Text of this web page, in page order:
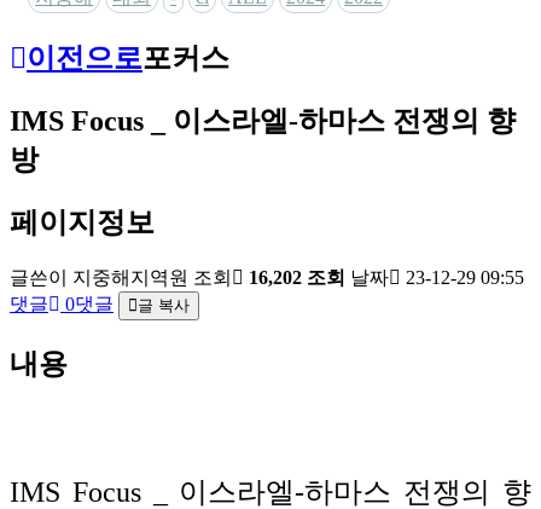
이전으로포커스
IMS Focus _ 이스라엘-하마스 전쟁의 향
방
페이지정보
글쓴이 지중해지역원 조회 16,202 조회 날짜
23-12-29 09:55
댓글
0댓글 글 복사
내용
IMS Focus _ 이스라엘-하마스 전쟁의 향